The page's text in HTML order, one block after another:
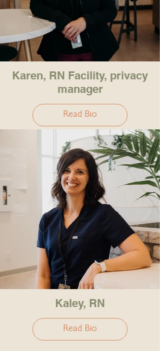
Karen, RN Facility, privacy
manager
Read Bio
Kaley, RN
Read Bio